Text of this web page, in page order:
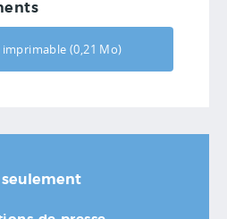
(0,21 Mo)